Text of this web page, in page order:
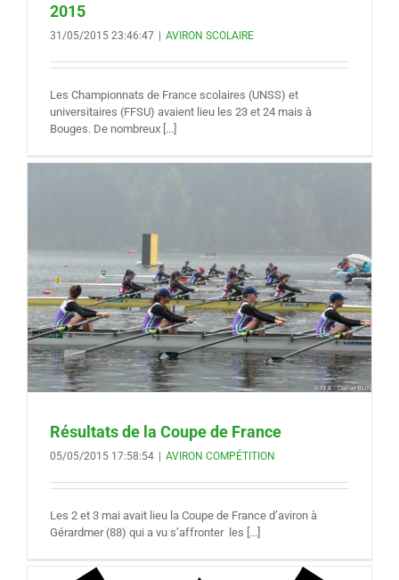
2015
31/05/2015 23:46:47 | AVIRON SCOLAIRE
Les Championnats de France scolaires (UNSS) et
universitaires (FFSU) avaient lieu les 23 et 24 mais à
Bouges. De nombreux [...]
Résultats de la Coupe de France
05/05/2015 17:58:54 | AVIRON COMPÉTITION
Les 2 et 3 mai avait lieu la Coupe de France d’aviron à
Gérardmer (88) qui a vu s’affronter les [...]